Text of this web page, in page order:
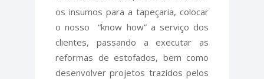
os insumos para a tapeçaria, colocar
o nosso “know how” a serviço dos
clientes, passando a executar as
reformas de estofados, bem como
desenvolver projetos trazidos pelos